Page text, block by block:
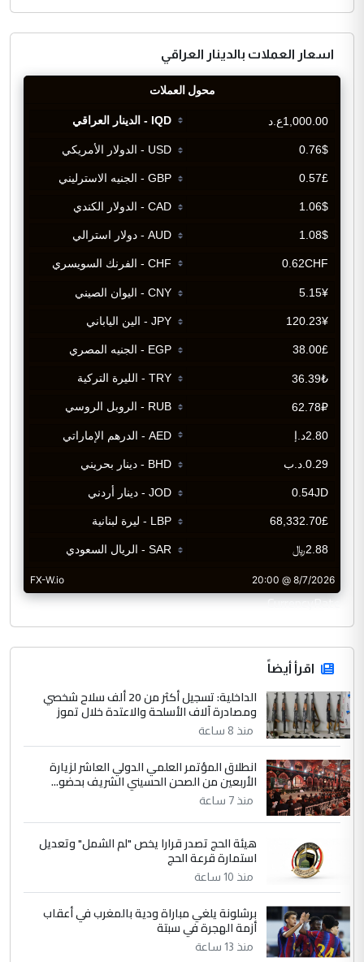
اسعار العملات بالدينار العراقي
CurrencyRate
اقرأ أيضاً
الداخلية: تسجيل أكثر من 20 ألف سلاح شخصي
ومصادرة آلاف الأسلحة والاعتدة خلال تموز
منذ 8 ساعة
انطلاق المؤتمر العلمي الدولي العاشر لزيارة
الأربعين من الصحن الحسيني الشريف بحضو...
منذ 7 ساعة
هيئة الحج تصدر قرارا يخص "لم الشمل" وتعديل
استمارة قرعة الحج
منذ 10 ساعة
برشلونة يلغي مباراة ودية بالمغرب في أعقاب
أزمة الهجرة في سبتة
منذ 13 ساعة